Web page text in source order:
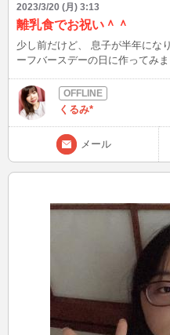
2023/3/20 (月) 3:13
離乳食でお祝い＾＾
少し前だけど、 息子が半年にな
ーフバースデーの日に作ってみ
グイン予定なのでよろしくお願い
くるみ*
メール